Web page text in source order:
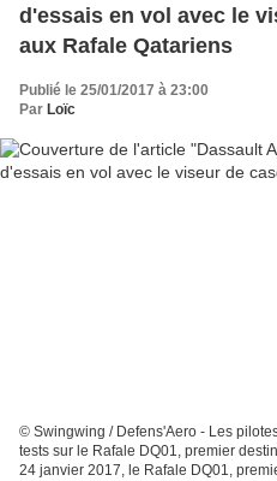
d'essais en vol avec le
aux Rafale Qatariens
Publié le 25/01/2017 à 23:00
Par Loïc
© Swingwing / Defens'Aero - Les
tests sur le Rafale DQ01, premier
24 janvier 2017, le Rafale DQ01,